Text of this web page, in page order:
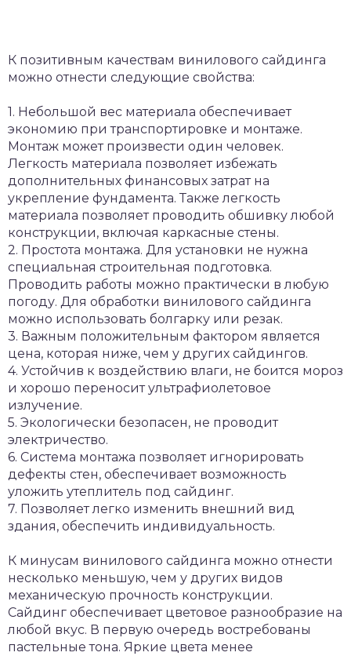
К позитивным качествам винилового сайдинга
можно отнести следующие свойства:
1. Небольшой вес материала обеспечивает
экономию при транспортировке и монтаже.
Монтаж может произвести один человек.
Легкость материала позволяет избежать
дополнительных финансовых затрат на
укрепление фундамента. Также легкость
материала позволяет проводить обшивку любой
конструкции, включая каркасные стены.
2. Простота монтажа. Для установки не нужна
специальная строительная подготовка.
Проводить работы можно практически в любую
погоду. Для обработки винилового сайдинга
можно использовать болгарку или резак.
3. Важным положительным фактором является
цена, которая ниже, чем у других сайдингов.
4. Устойчив к воздействию влаги, не боится мороз
и хорошо переносит ультрафиолетовое
излучение.
5. Экологически безопасен, не проводит
электричество.
6. Система монтажа позволяет игнорировать
дефекты стен, обеспечивает возможность
уложить утеплитель под сайдинг.
7. Позволяет легко изменить внешний вид
здания, обеспечить индивидуальность.
К минусам винилового сайдинга можно отнести
несколько меньшую, чем у других видов
механическую прочность конструкции.
Сайдинг обеспечивает цветовое разнообразие на
любой вкус. В первую очередь востребованы
пастельные тона. Яркие цвета менее